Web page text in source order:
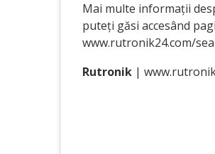
Mai multe informații
puteți găsi accesând
www.rutronik24.com/
Rutronik |